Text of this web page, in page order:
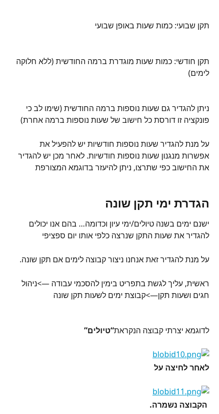
תקן שבועי: כמות שעות באופן שבועי
תקן חודשי: כמות שעות מוגדרת ברמה החודשית (ללא חלוקה
לימים)
ניתן להגדיר גם שעות נוספות ברמה החודשית (שימו לב כי
פונקציה זו דורסת כל חישוב של שעות נוספות ברמה אחרת)
על מנת להגדיר שעות נוספות חודשיות יש להפעיל את
אפשרות מנגנון שעות נוספות חודשיות. לאחר מכן יש להגדיר
את החישוב כפי שתרצו, ניתן להיעזר בדוגמא המצורפת
הגדרת ימי תקן שונה
ישנם ימים בשנה טיולים/ימי עיון וכדומה… בהם אנו יכולים
להגדיר את שעות התקן שנרצה כלפי אותו יום ספציפי
על מנת להגדיר זאת אנחנו ניצור קבוצה לימים אם תקן שונה.
ראשית, עליך לגשת בתפריט בימין להסכמי עבודה —>ניהול
חגים ושעות תקן—>קבוצת ימים לשעות תקן שונה
לדוגמא יצרתי קבוצה הנקראת“טיולים”
לאחר לחיצה על